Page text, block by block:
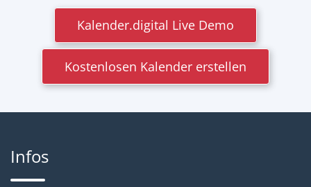
Kalender.digital Live Demo
Kostenlosen Kalender erstellen
Infos